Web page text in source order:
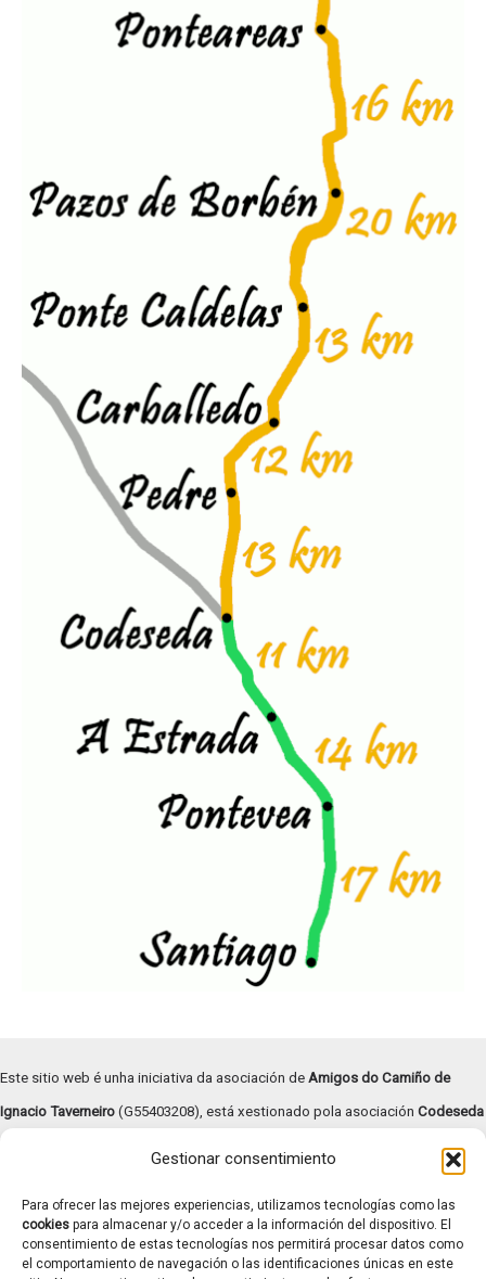
Gestionar consentimiento
Para ofrecer las mejores experiencias, utilizamos tecnologías como las
cookies para almacenar y/o acceder a la información del dispositivo. El
consentimiento de estas tecnologías nos permitirá procesar datos como
el comportamiento de navegación o las identificaciones únicas en este
Este sitio web é unha iniciativa da asociación de Amigos do Camiño de
Ignacio Taverneiro (G55403208), está xestionado pola asociación Codeseda
Copyright © | 2026 |Aviso legal|Términos y condiciones|
Transparencia|Política de cookies